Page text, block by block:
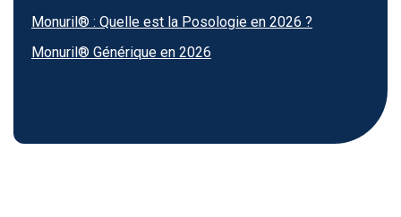
Monuril® : Quelle est la Posologie en 2026 ?
Monuril® Générique en 2026